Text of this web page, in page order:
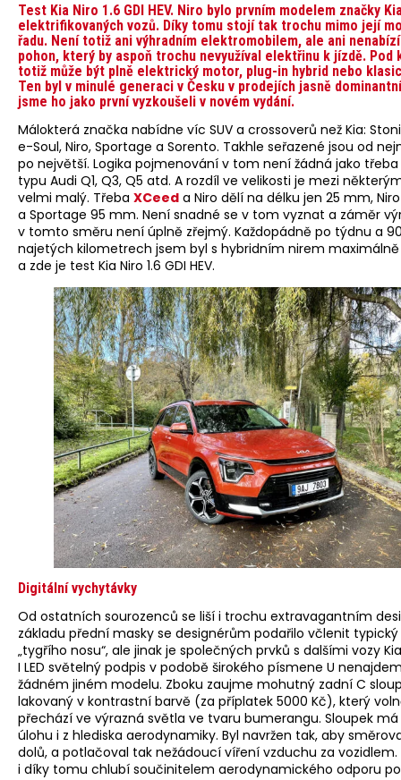
Test Kia Niro 1.6 GDI HEV. Niro bylo prvním modelem značky
elektrifikovaných vozů. Díky tomu stojí tak trochu mimo její
řadu. Není totiž ani výhradním elektromobilem, ale ani nenabízí
pohon, který by aspoň trochu nevyužíval elektřinu k jízdě. Pod
totiž může být plně elektrický motor, plug-in hybrid nebo
Ten byl v minulé generaci v Česku v prodejích jasně
jsme ho jako první vyzkoušeli v novém vydání.
Málokterá značka nabídne víc SUV a crossoverů než Kia:
e-Soul, Niro, Sportage a Sorento. Takhle seřazené jsou od
po největší. Logika pojmenování v tom není žádná jako
typu Audi Q1, Q3, Q5 atd. A rozdíl ve velikosti je mezi
velmi malý. Třeba XCeed a Niro dělí na délku jen 25 mm, Niro
a Sportage 95 mm. Není snadné se v tom vyznat a záměr
v tomto směru není úplně zřejmý. Každopádně po týdnu a
najetých kilometrech jsem byl s hybridním nirem
a zde je test Kia Niro 1.6 GDI HEV.
Digitální vychytávky
Od ostatních sourozenců se liší i trochu extravagantním
základu přední masky se designérům podařilo včlenit typický
„tygřího nosu“, ale jinak je společných prvků s dalšími vozy
I LED světelný podpis v podobě širokého písmene U
žádném jiném modelu. Zboku zaujme mohutný zadní C
lakovaný v kontrastní barvě (za příplatek 5000 Kč), který
přechází ve výrazná světla ve tvaru bumerangu. Sloupek má
úlohu i z hlediska aerodynamiky. Byl navržen tak, aby
dolů, a potlačoval tak nežádoucí víření vzduchu za vozidlem.
i díky tomu chlubí součinitelem aerodynamického odporu